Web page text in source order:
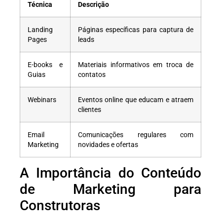
Técnica Descrição
Landing
Pages
Páginas específicas para captura de
leads
E-books e
Guias
Materiais informativos em troca de
contatos
Webinars
Eventos online que educam e atraem
clientes
Email
Marketing
Comunicações regulares com
novidades e ofertas
A Importância do Conteúdo
de Marketing para
Construtoras